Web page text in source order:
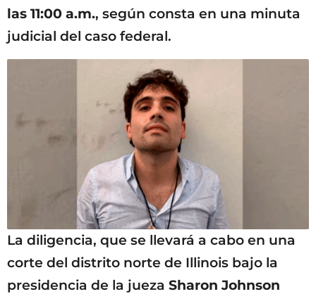
las 11:00 a.m., según consta en una minuta
judicial del caso federal.
La diligencia, que se llevará a cabo en una
corte del distrito norte de Illinois bajo la
presidencia de la jueza Sharon Johnson